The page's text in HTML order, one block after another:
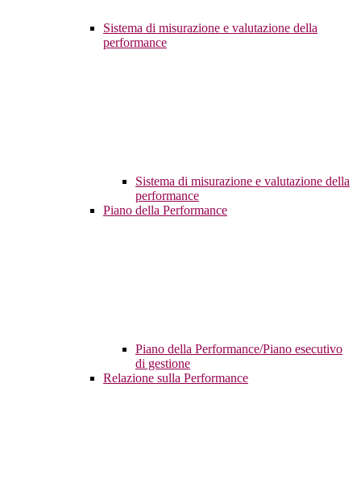
Sistema di misurazione e valutazione della
performance
Sistema di misurazione e valutazione della
performance
Piano della Performance
Piano della Performance/Piano esecutivo
di gestione
Relazione sulla Performance